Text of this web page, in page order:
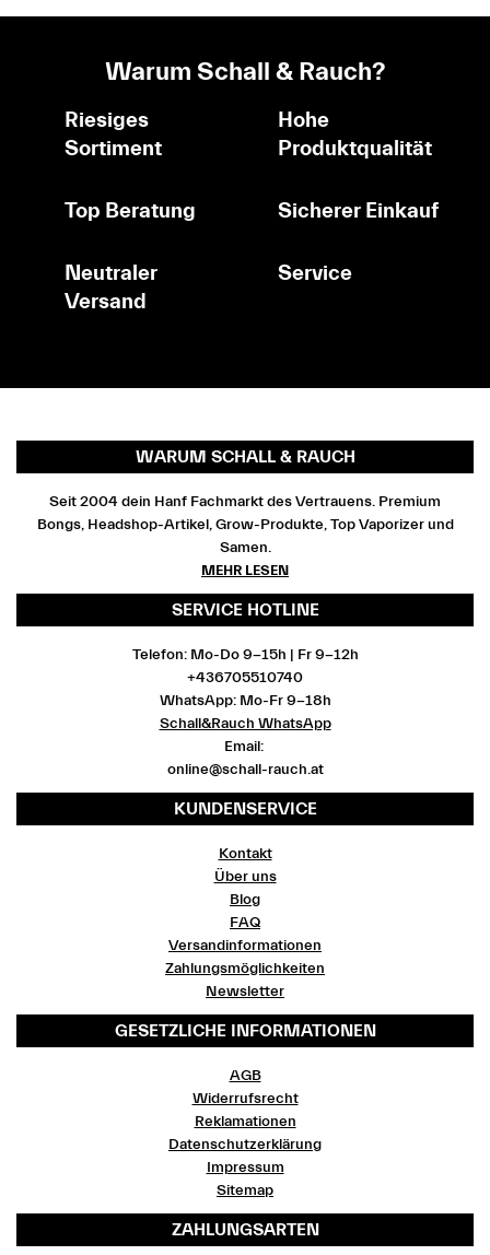
Warum Schall & Rauch?
Riesiges
Sortiment
Hohe
Produktqualität
Top Beratung Sicherer Einkauf
Neutraler
Versand
Service
WARUM SCHALL & RAUCH
Seit 2004 dein Hanf Fachmarkt des Vertrauens. Premium
Bongs, Headshop-Artikel, Grow-Produkte, Top Vaporizer und
Samen.
MEHR LESEN
SERVICE HOTLINE
Telefon: Mo-Do 9-15h | Fr 9-12h
+436705510740
WhatsApp: Mo-Fr 9-18h
Schall&Rauch WhatsApp
Email:
online@schall-rauch.at
KUNDENSERVICE
Kontakt
Über uns
Blog
FAQ
Versandinformationen
Zahlungsmöglichkeiten
Newsletter
GESETZLICHE INFORMATIONEN
AGB
Widerrufsrecht
Reklamationen
Datenschutzerklärung
Impressum
Sitemap
ZAHLUNGSARTEN